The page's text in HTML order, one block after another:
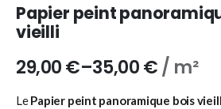
Papier peint
vieilli
29,00€–35,00€/ m²
LePapier peint panoramique bois